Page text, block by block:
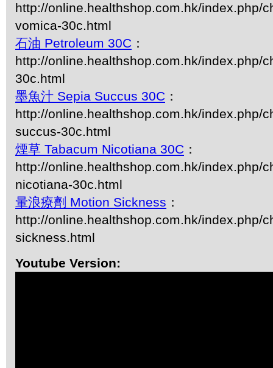
http://online.healthshop.com.hk/index.php/
vomica-30c.html
石油 Petroleum 30C ：
http://online.healthshop.com.hk/index.php/
30c.html
墨魚汁 Sepia Succus 30C ：
http://online.healthshop.com.hk/index.php/
succus-30c.html
煙草 Tabacum Nicotiana 30C ：
http://online.healthshop.com.hk/index.php/
nicotiana-30c.html
暈浪療劑 Motion Sickness ：
http://online.healthshop.com.hk/index.php/
sickness.html
Youtube Version: